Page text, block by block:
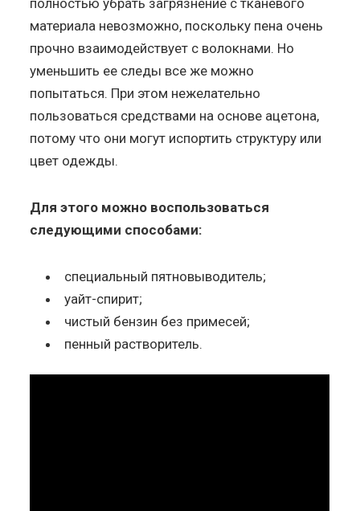
материала невозможно, поскольку пена очень
прочно взаимодействует с волокнами. Но
уменьшить ее следы все же можно
попытаться. При этом нежелательно
пользоваться средствами на основе ацетона,
потому что они могут испортить структуру или
цвет одежды.
Для этого можно воспользоваться
следующими способами:
специальный пятновыводитель;
уайт-спирит;
чистый бензин без примесей;
пенный растворитель.